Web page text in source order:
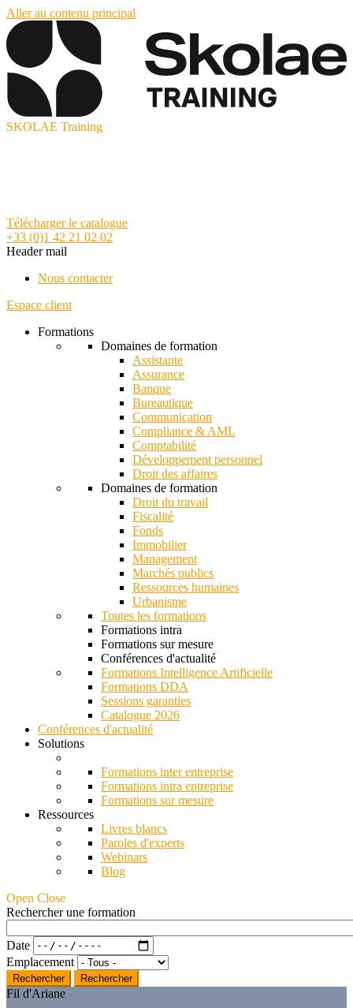
Aller au contenu principal
SKOLAE Training
Télécharger le catalogue
+33 (0)1 42 21 02 02
Header mail
Nous contacter
Espace client
Formations
Domaines de formation
Assistante
Assurance
Banque
Bureautique
Communication
Compliance & AML
Comptabilité
Développement personnel
Droit des affaires
Domaines de formation
Droit du travail
Fiscalité
Fonds
Immobilier
Management
Marchés publics
Ressources humaines
Urbanisme
Toutes les formations
Formations intra
Formations sur mesure
Conférences d'actualité
Formations Intelligence Artificielle
Formations DDA
Sessions garanties
Catalogue 2026
Conférences d'actualité
Solutions
Formations inter entreprise
Formations intra entreprise
Formations sur mesure
Ressources
Livres blancs
Paroles d'experts
Webinars
Blog
Open Close
Rechercher une formation
Date
Emplacement
Rechercher
Fil d'Ariane